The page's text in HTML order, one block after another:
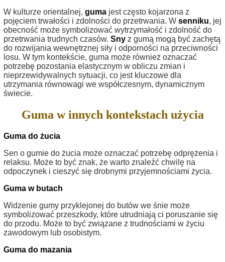
W kulturze orientalnej, guma jest często kojarzona z
pojęciem trwałości i zdolności do przetrwania. W senniku, jej
obecność może symbolizować wytrzymałość i zdolność do
przetrwania trudnych czasów. Sny z gumą mogą być zachętą
do rozwijania wewnętrznej siły i odporności na przeciwności
losu. W tym kontekście, guma może również oznaczać
potrzebę pozostania elastycznym w obliczu zmian i
nieprzewidywalnych sytuacji, co jest kluczowe dla
utrzymania równowagi we współczesnym, dynamicznym
świecie.
Guma w innych kontekstach użycia
Guma do żucia
Sen o gumie do żucia może oznaczać potrzebę odprężenia i
relaksu. Może to być znak, że warto znaleźć chwilę na
odpoczynek i cieszyć się drobnymi przyjemnościami życia.
Guma w butach
Widzenie gumy przyklejonej do butów we śnie może
symbolizować przeszkody, które utrudniają ci poruszanie się
do przodu. Może to być związane z trudnościami w życiu
zawodowym lub osobistym.
Guma do mazania